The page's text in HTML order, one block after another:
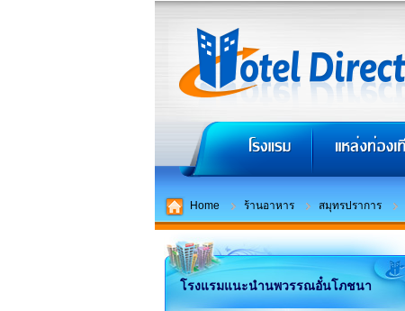
Home ร้านอาหาร สมุทรปราการ
โรงแรมแนะนำนพวรรณอั๋นโภชนา